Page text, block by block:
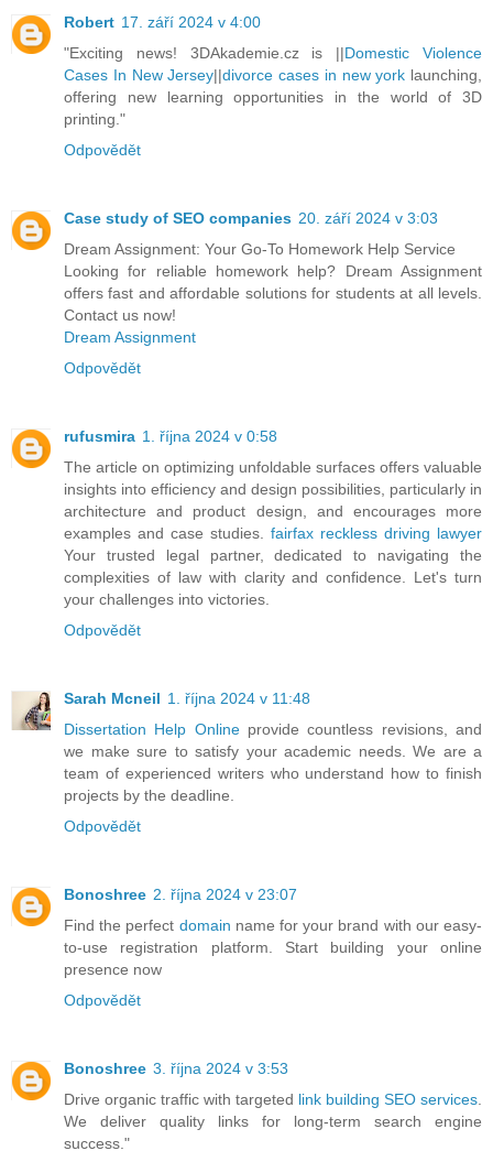
Robert 17. září 2024 v 4:00
"Exciting news! 3DAkademie.cz is ||Domestic Violence
Cases In New Jersey||divorce cases in new york launching,
offering new learning opportunities in the world of 3D
printing."
Odpovědět
Case study of SEO companies 20. září 2024 v 3:03
Dream Assignment: Your Go-To Homework Help Service
Looking for reliable homework help? Dream Assignment
offers fast and affordable solutions for students at all levels.
Contact us now!
Dream Assignment
Odpovědět
rufusmira 1. října 2024 v 0:58
The article on optimizing unfoldable surfaces offers valuable
insights into efficiency and design possibilities, particularly in
architecture and product design, and encourages more
examples and case studies. fairfax reckless driving lawyer
Your trusted legal partner, dedicated to navigating the
complexities of law with clarity and confidence. Let's turn
your challenges into victories.
Odpovědět
Sarah Mcneil 1. října 2024 v 11:48
Dissertation Help Onlineprovide countless revisions, and
we make sure to satisfy your academic needs. We are a
team of experienced writers who understand how to finish
projects by the deadline.
Odpovědět
Bonoshree 2. října 2024 v 23:07
Find the perfect domain name for your brand with our easy-
to-use registration platform. Start building your online
presence now
Odpovědět
Bonoshree 3. října 2024 v 3:53
Drive organic traffic with targeted link building SEO services
We deliver quality links for long-term search engine
success."